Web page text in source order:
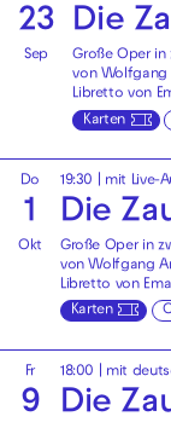
23
Sep
Die
Große Oper in
von Wolfgang
Libretto von
Karten
Do
1
Okt
19:30 mit Live-
Die
Große Oper in
von Wolfgang
Libretto von
Karten
Fr
9
18:00 mit
Die